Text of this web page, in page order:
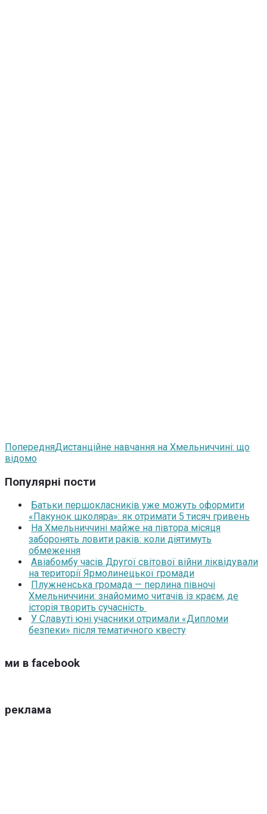
ПопередняДистанційне навчання на Хмельниччині: що
відомо
Популярні пости
Батьки першокласників уже можуть оформити
«Пакунок школяра»: як отримати 5 тисяч гривень
На Хмельниччині майже на півтора місяця
заборонять ловити раків: коли діятимуть
обмеження
Авіабомбу часів Другої світової війни ліквідували
на території Ярмолинецької громади
Плужненська громада — перлина півночі
Хмельниччини: знайомимо читачів із краєм, де
історія творить сучасність
У Славуті юні учасники отримали «Дипломи
безпеки» після тематичного квесту
ми в facebook
реклама